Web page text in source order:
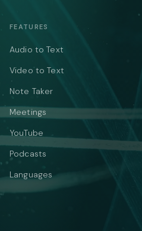
FEATURES
Audio to Text
Video to Text
Note Taker
Meetings
YouTube
Podcasts
Languages